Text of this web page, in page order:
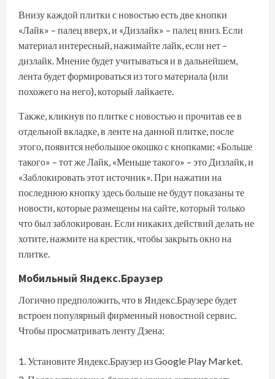
Внизу каждой плитки с новостью есть две кнопки
«Лайк» – палец вверх, и «Дизлайк» – палец вниз. Если
материал интересный, нажимайте лайк, если нет –
дизлайк. Мнение будет учитываться и в дальнейшем,
лента будет формироваться из того материала (или
похожего на него), который лайкаете.
Также, кликнув по плитке с новостью и прочитав ее в
отдельной вкладке, в ленте на данной плитке, после
этого, появится небольшое окошко с кнопками: «Больше
такого» – тот же Лайк, «Меньше такого» – это Дизлайк, и
«Заблокировать этот источник». При нажатии на
последнюю кнопку здесь больше не будут показаны те
новости, которые размещены на сайте, который только
что был заблокирован. Если никаких действий делать не
хотите, нажмите на крестик, чтобы закрыть окно на
плитке.
Мобильный Яндекс.Браузер
Логично предположить, что в Яндекс.Браузере будет
встроен популярный фирменный новостной сервис.
Чтобы просматривать ленту Дзена:
Установите Яндекс.Браузер из Google Play Market.